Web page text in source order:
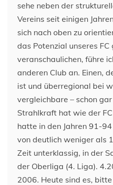
sehe neben der
Vereins seit einigen
sich nach oben zu
das Potenzial unseres
veranschaulichen, führe
anderen Club an. Einen,
ist und überregional bei
vergleichbare – schon
Strahlkraft hat wie der
hatte in den Jahren 91-
von deutlich weniger als
Zeit unterklassig, in der
der Oberliga (4. Liga).
2006. Heute sind es,